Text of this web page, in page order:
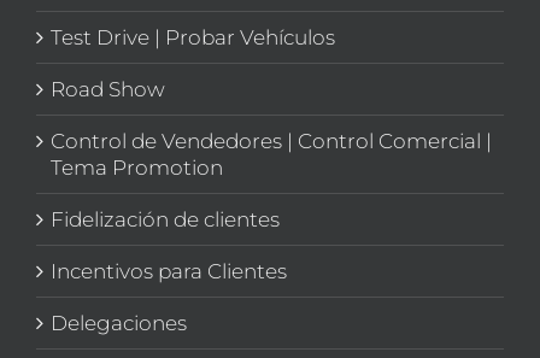
Test Drive | Probar Vehículos
Road Show
Control de Vendedores | Control Comercial |
Tema Promotion
Fidelización de clientes
Incentivos para Clientes
Delegaciones